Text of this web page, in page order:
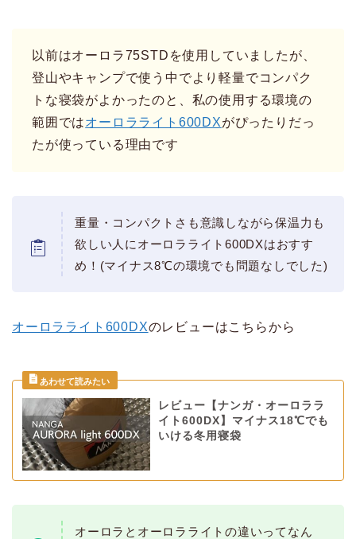
以前はオーロラ75STDを使用していましたが、
登山やキャンプで使う中でより軽量でコンパク
トな寝袋がよかったのと、私の使用する環境の
範囲ではオーロラライト600DXがぴったりだっ
たが使っている理由です
重量・コンパクトさも意識しながら保温力も
欲しい人にオーロラライト600DXはおすす
め！(マイナス8℃の環境でも問題なしでした)
オーロラライト600DXのレビューはこちらから
レビュー【ナンガ・オーロララ
イト600DX】マイナス18℃でも
いける冬用寝袋
オーロラとオーロラライトの違いってなん